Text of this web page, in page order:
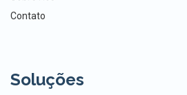
Contato
Soluções